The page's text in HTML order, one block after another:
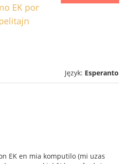
EK por
Język: Esperanto
EK en mia komputilo (mi uzas